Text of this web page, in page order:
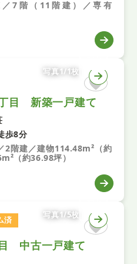
7階（11階建）／専有
写真1/1枚
目 新築一戸建て
歩8分
2階建／建物114.48m²（約
（約36.98坪）
済
写真1/5枚
中古一戸建て